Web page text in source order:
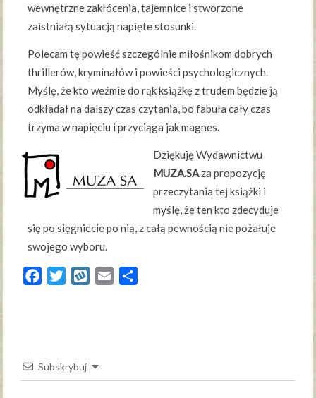
wewnętrzne zakłócenia, tajemnice i stworzone
zaistniałą sytuacją napięte stosunki.
Polecam tę powieść szczególnie miłośnikom dobrych
thrillerów, kryminałów i powieści psychologicznych.
Myślę, że kto weźmie do rąk książkę z trudem będzie ją
odkładał na dalszy czas czytania, bo fabuła cały czas
trzyma w napięciu i przyciąga jak magnes.
Dziękuję Wydawnictwu
MUZA.SA za propozycję
przeczytania tej książki i
myślę, że ten kto zdecyduje
się po sięgniecie po nią, z całą pewnością nie pożałuje
swojego wyboru.
FacebookTwitterWykopEmail
Subskrybuj